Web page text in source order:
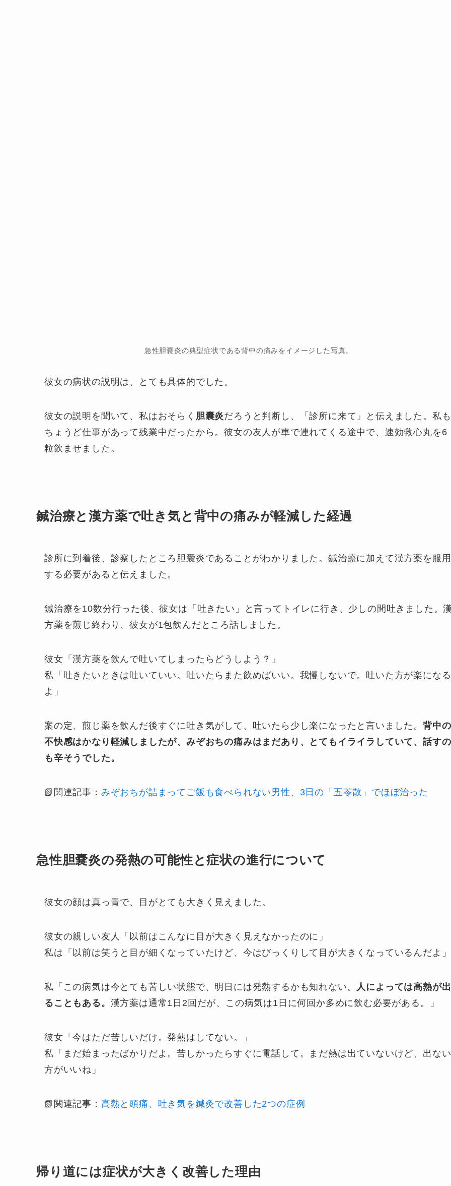
急性胆嚢炎の典型症状である背中の痛みをイメージした写真。
彼女の病状の説明は、とても具体的でした。
彼女の説明を聞いて、私はおそらく 胆囊炎だろうと判断し、「診所に来て」と伝えました。私も
ちょうど仕事があって残業中だったから。彼女の友人が車で連れてくる途中で、速効救心丸を6
粒飲ませました。
鍼治療と漢方薬で吐き気と背中の痛みが軽減した経過
診所に到着後、診察したところ胆囊炎であることがわかりました。鍼治療に加えて漢方薬を服用
する必要があると伝えました。
鍼治療を10数分行った後、彼女は「吐きたい」と言ってトイレに行き、少しの間吐きました。漢
方薬を煎じ終わり、彼女が1包飲んだところ話しました。
彼女「漢方薬を飲んで吐いてしまったらどうしよう？」
私「吐きたいときは吐いていい。吐いたらまた飲めばいい。我慢しないで。吐いた方が楽になる
よ」
案の定、煎じ薬を飲んだ後すぐに吐き気がして、吐いたら少し楽になったと言いました。 背中の
不快感はかなり軽減しましたが、みぞおちの痛みはまだあり、とてもイライラしていて、話すの
も辛そうでした。
📗関連記事： みぞおちが詰まってご飯も食べられない男性、3日の「五苓散」でほぼ治った
急性胆嚢炎の発熱の可能性と症状の進行について
彼女の顔は真っ青で、目がとても大きく見えました。
彼女の親しい友人「以前はこんなに目が大きく見えなかったのに」
私は「以前は笑うと目が細くなっていたけど、今はびっくりして目が大きくなっているんだよ」
私「この病気は今とても苦しい状態で、明日には発熱するかも知れない。 人によっては高熱が出
ることもある。 漢方薬は通常1日2回だが、この病気は1日に何回か多めに飲む必要がある。」
彼女「今はただ苦しいだけ。発熱はしてない。」
私「まだ始まったばかりだよ。苦しかったらすぐに電話して。まだ熱は出ていないけど、出ない
方がいいね」
📗関連記事： 高熱と頭痛、吐き気を鍼灸で改善した2つの症例
帰り道には症状が大きく改善した理由